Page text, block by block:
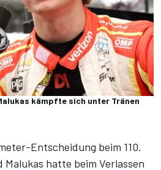
kämpfte sich unter Tränen
Entscheidung beim 110.
Malukas hatte beim Verlassen